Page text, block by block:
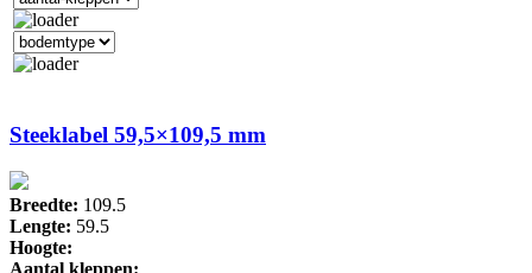
Steeklabel 59,5×109,5 mm
Breedte: 109.5
Lengte: 59.5
Hoogte:
Aantal kleppen: